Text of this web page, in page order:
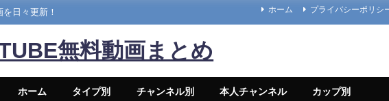
日々更新！ ホーム プライバシーポリシ
無料動画まとめ
ホーム タイプ別 チャンネル別 本人チャンネル カップ別